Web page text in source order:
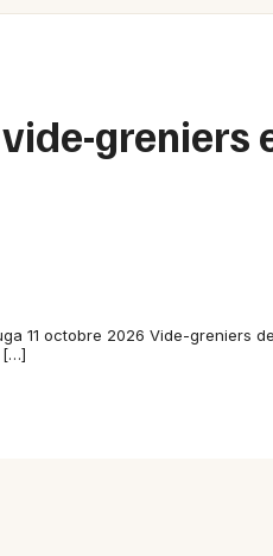
& loisirs
les villes
greniers
11 octobre 2026 Vide-greniers
[…]